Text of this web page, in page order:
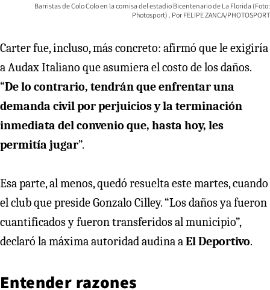
Barristas de Colo Colo en la cornisa del estadio Bicentenario de La Florida (Foto:
Photosport)
FELIPE ZANCA/PHOTOSPORT
Carter fue, incluso, más concreto: afirmó que le exigiría
a Audax Italiano que asumiera el costo de los daños.
“De lo contrario, tendrán que enfrentar una
demanda civil por perjuicios y la terminación
inmediata del convenio que, hasta hoy, les
permitía jugar”.
Esa parte, al menos, quedó resuelta este martes, cuando
el club que preside Gonzalo Cilley. “Los daños ya fueron
cuantificados y fueron transferidos al municipio”,
declaró la máxima autoridad audina a El Deportivo.
Entender razones